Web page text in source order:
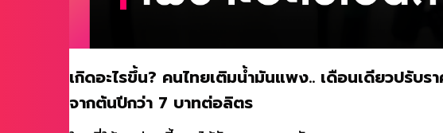
เกิดอะไรขึ้น? คนไทยเติมน้ำมันแพง.. เดือนเดียวปรับ
จากต้นปีกว่า 7 บาทต่อลิตร